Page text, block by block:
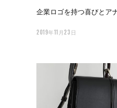
企業ロゴを持つ喜びとア
2019年11月23日